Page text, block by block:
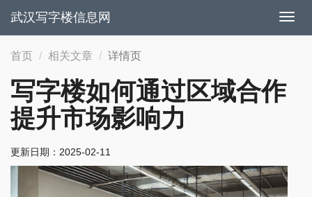
切
换
武汉写字楼信息网
首页 相关文章 详情页
写字楼如何通过区域合作
提升市场影响力
更新日期： 2025-02-11